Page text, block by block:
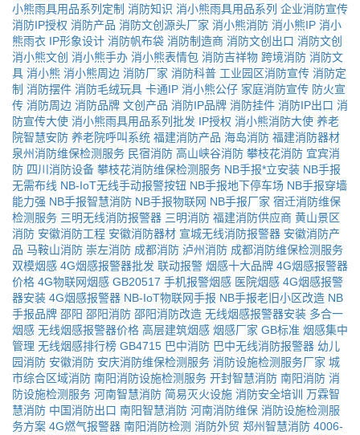
小熊雨具用品系列定制 消防知识 消小熊雨具用品系列 企业消防宣传
消防IP授权 消防产品 消防文创源头厂家 消小熊消防 消小熊IP 消小
熊雨衣 IP形象设计 消防帆布袋 消防制造商 消防文创出口 消防文创
消小熊文创 消小熊手办 消小熊表情包 消防吉祥物 跨境消防 消防文
具 消小熊 消小熊周边 消防厂家 消防科普 工业园区消防宣传 消防定
制 消防摆件 消防毛绒玩具 卡通IP 消小熊公仔 家庭消防宣传 防火宣
传 消防周边 消防品牌 文创产品 消防IP品牌 消防挂件 消防IP出口 消
防宣传大使 消小熊雨具用品系列批发 IP授权 消小熊消防大使 养老
院智慧安防 养老院呼叫系统 福建消防产品 海岛消防 福建消防器材
泉州消防维保检测服务 民宿消防 高山峡谷消防 攀枝花消防 宜宾消
防 四川消防设备 攀枝花消防维保检测服务 NB手报*立安装 NB手报
无需布线 NB-IoT无线手动报警按钮 NB手报地下停车场 NB手报穿墙
能力强 NB手报智慧消防 NB手报物联网 NB手报厂家 宿迁消防维保
检测服务 三明无线消防报警器 三明消防 福建消防供应商 黄山景区
消防 安徽消防工程 安徽消防器材 宣城无线消防报警器 安徽消防产
品 马鞍山消防 崇左消防 成都消防 泸州消防 成都消防维保检测服务
双模烟感 4G烟感报警器批发 联动报警 烟感十大品牌 4G烟感报警器
价格 4G物联网烟感 GB20517 手机报警烟感 医院烟感 4G烟感报警
器安装 4G烟感报警器 NB-IoT物联网手报 NB手报老旧小区改造 NB
手报品牌 邵阳 邵阳消防 邵阳消防改造 无线烟感报警器安装 多合一
烟感 无线烟感报警器价格 高层建筑烟感 烟感厂家 GB标准 烟感集中
管理 无线烟感排行榜 GB4715 巴中消防 巴中无线消防报警器 幼儿
园消防 安徽消防 安庆消防维保检测服务 消防设施检测服务厂家 城
市综合区域消防 南阳消防设施检测服务 开封智慧消防 南阳消防 消
防设施检测服务 河南智慧消防 简易灭火设施 消防安全培训 万霖智
慧消防 中国消防出口 南阳智慧消防 河南消防维保 消防设施检测服
务方案 4G燃气报警器 南阳消防检测 消防外贸 郑州智慧消防 4006-